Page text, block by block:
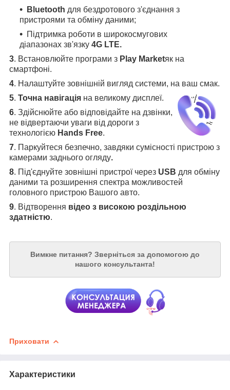
Bluetooth для бездротового з'єднання з
пристроями та обміну даними;
Підтримка роботи в широкосмугових
діапазонах зв'язку 4G LTE.
3. Встановлюйте програми з Play Marketяк на
смартфоні.
4. Налаштуйте зовнішній вигляд системи, на ваш смак.
5. Точна навігація на великому дисплеї.
6. Здійснюйте або відповідайте на дзвінки,
не відвертаючи уваги від дороги з
технологією Hands Free.
7. Паркуйтеся безпечно, завдяки сумісності пристрою з
камерами заднього огляду.
8. Під'єднуйте зовнішні пристрої через USB для обміну
даними та розширення спектра можливостей
головного пристрою Вашого авто.
9. Відтворення відео з високою роздільною
здатністю.
Вимкне питання? Зверніться за допомогою до
нашого консультанта!
Приховати
Характеристики